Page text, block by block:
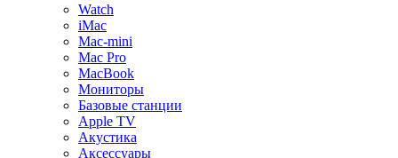
Watch
iMac
Mac-mini
Mac Pro
MacBook
Мониторы
Базовые станции
Apple TV
Акустика
Аксессуары